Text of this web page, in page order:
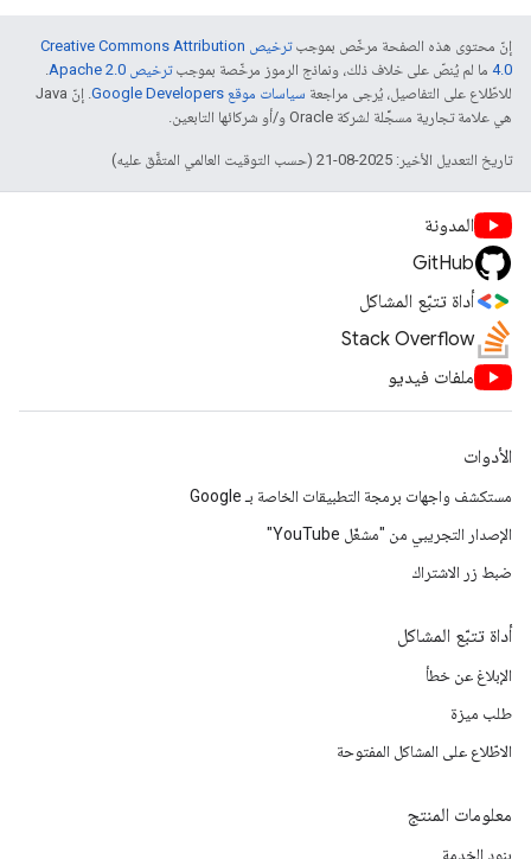
إنّ محتوى هذه الصفحة مرخّص بموجب
ترخيص Creative Commons Attribution
4.0‏ ما لم يُنصّ على خلاف ذلك، ونماذج الرموز مرخّصة بموجبترخيص Apache 2.0‏
.
للاطّلاع على التفاصيل، يُرجى مراجعة سياسات موقع Google Developers‏
. إنّ Java
هي علامة تجارية مسجَّلة لشركة Oracle و/أو شركائها التابعين.
تاريخ التعديل الأخير: 2025-08-21 (حسب التوقيت العالمي المتفَّق عليه)
المدونة
GitHub
أداة تتبّع المشاكل
Stack Overflow
ملفات فيديو
الأدوات
مستكشف واجهات برمجة التطبيقات الخاصة بـ Google
الإصدار التجريبي من "مشغّل YouTube"
ضبط زر الاشتراك
أداة تتبّع المشاكل
الإبلاغ عن خطأ
طلب ميزة
الاطّلاع على المشاكل المفتوحة
معلومات المنتج
بنود الخدمة